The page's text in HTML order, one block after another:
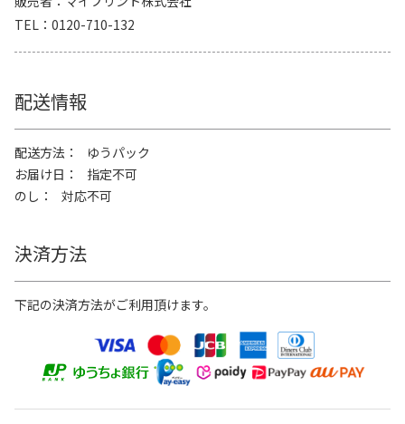
TEL
0120-710-132
配送情報
配送方法
ゆうパック
お届け日
指定不可
のし
対応不可
決済方法
下記の決済方法がご利用頂けます。